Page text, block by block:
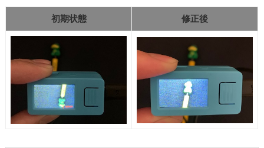
初期状態 修正後